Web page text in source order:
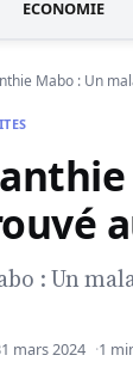
ECONOMIE
Mabo : Un
: Un
mars 2024 1